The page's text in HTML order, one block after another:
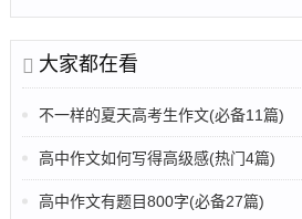
大家都在看
不一样的夏天高考生作文(必备11篇)
高中作文如何写得高级感(热门4篇)
高中作文有题目800字(必备27篇)